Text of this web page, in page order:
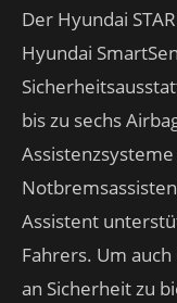
Der Hyundai
Hyundai
bis zu sechs
Assistent
Fahrers. Um
an Sicherheit zu